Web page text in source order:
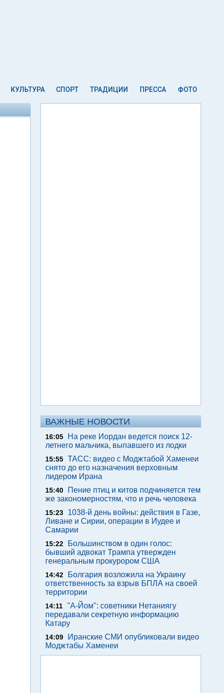
КУЛЬТУРА СПОРТ ТРАДИЦИИ ПРЕССА ФОТО
ВАЖНЫЕ НОВОСТИ
16:05
На реке Иордан ведется поиск 12-
летнего мальчика, выпавшего из лодки
15:55 ТАСС: видео с Моджтабой Хаменеи
снято до его назначения верховным
лидером Ирана
15:40
Пение птиц и китов подчиняется тем
же закономерностям, что и речь человека
15:23
1038-й день войны: действия в Газе,
Ливане и Сирии, операции в Иудее и
Самарии
15:22
Большинством в один голос:
бывший адвокат Трампа утвержден
генеральным прокурором США
14:42
Болгария возложила на Украину
ответственность за взрыв БПЛА на своей
территории
14:11 "А-Йом": советники Нетаниягу
передавали секретную информацию
Катару
14:09
Иранские СМИ опубликовали видео
Моджтабы Хаменеи